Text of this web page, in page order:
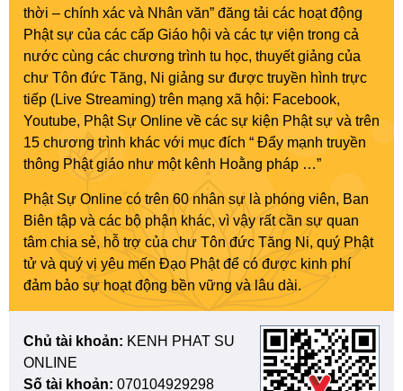
thời – chính xác và Nhân văn” đăng tải các hoạt động
Phật sự của các cấp Giáo hội và các tự viện trong cả
nước cùng các chương trình tu học, thuyết giảng của
chư Tôn đức Tăng, Ni giảng sư được truyền hình trực
tiếp (Live Streaming) trên mạng xã hội: Facebook,
Youtube, Phật Sự Online về các sự kiện Phật sự và trên
15 chương trình khác với mục đích “ Đẩy mạnh truyền
thông Phật giáo như một kênh Hoằng pháp …”
Phật Sự Online có trên 60 nhân sự là phóng viên, Ban
Biên tập và các bộ phận khác, vì vậy rất cần sự quan
tâm chia sẻ, hỗ trợ của chư Tôn đức Tăng Ni, quý Phật
tử và quý vị yêu mến Đạo Phật để có được kinh phí
đảm bảo sự hoạt động bền vững và lâu dài.
Chủ tài khoản: KENH PHAT SU
ONLINE
Số tài khoản: 070104929298